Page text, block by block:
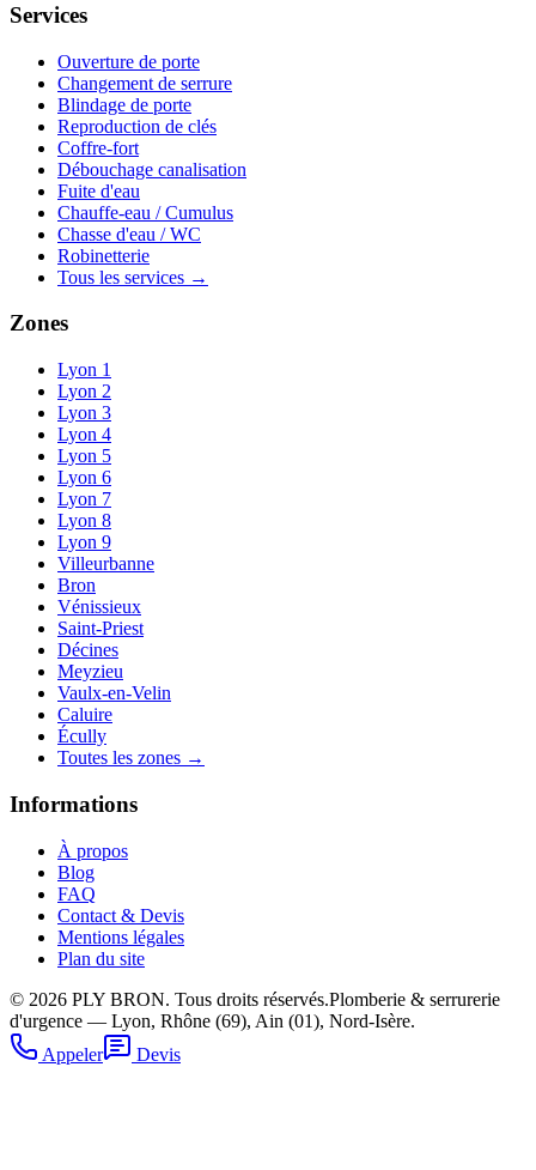
Services
Ouverture de porte
Changement de serrure
Blindage de porte
Reproduction de clés
Coffre-fort
Débouchage canalisation
Fuite d'eau
Chauffe-eau / Cumulus
Chasse d'eau / WC
Robinetterie
Tous les services →
Zones
Lyon 1
Lyon 2
Lyon 3
Lyon 4
Lyon 5
Lyon 6
Lyon 7
Lyon 8
Lyon 9
Villeurbanne
Bron
Vénissieux
Saint-Priest
Décines
Meyzieu
Vaulx-en-Velin
Caluire
Écully
Toutes les zones →
Informations
À propos
Blog
FAQ
Contact & Devis
Mentions légales
Plan du site
© 2026 PLY BRON. Tous droits réservés.Plomberie & serrurerie
d'urgence — Lyon, Rhône (69), Ain (01), Nord-Isère.
Appeler
Devis